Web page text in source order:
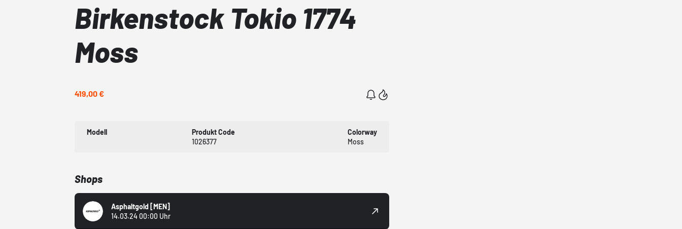
Birkenstock Tokio 1774
Moss
419,00 €
Modell
Produkt Code
1026377
Colorway
Moss
Shops
Asphaltgold [MEN]
14.03.24 00:00 Uhr